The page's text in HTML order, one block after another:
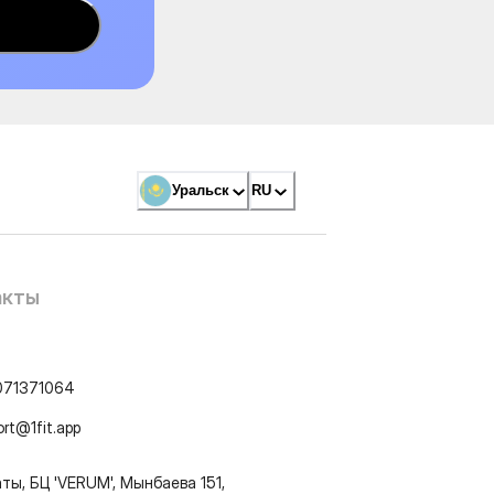
Уральск RU
БЦ 'VERUM', Мынбаева 151,